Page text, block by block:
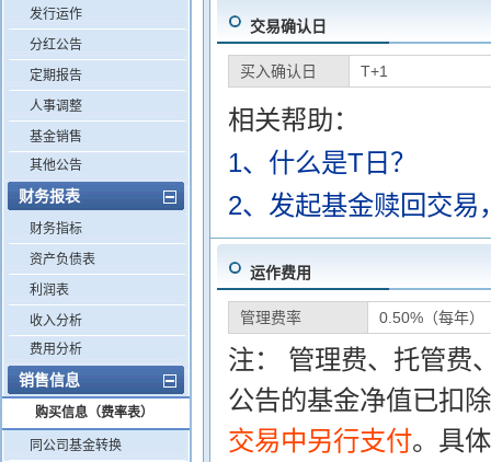
发行运作
分红公告
定期报告
人事调整
基金销售
其他公告
财务报表
财务指标
资产负债表
利润表
收入分析
费用分析
销售信息
购买信息（费率表）
同公司基金转换
交易确认日
买入确认日 T+1
相关帮助：
1、什么是T日？
2、发起基金赎回交易
运作费用
管理费率 0.50%（每年）
注： 管理费、托管费
公告的基金净值已扣
交易中另行支付。具